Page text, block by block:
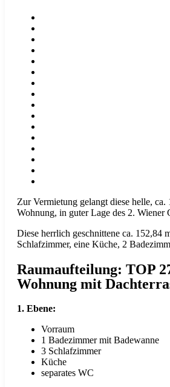
Zur Vermietung gelangt diese helle,
Wohnung, in guter Lage des 2. Wiener
Diese herrlich geschnittene ca. 152,84
Schlafzimmer, eine Küche, 2
Raumaufteilung: TOP
Wohnung mit
1. Ebene:
Vorraum
1 Badezimmer mit Badewanne
3 Schlafzimmer
Küche
separates WC